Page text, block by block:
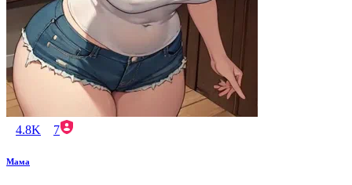
4.8K 7
Мама